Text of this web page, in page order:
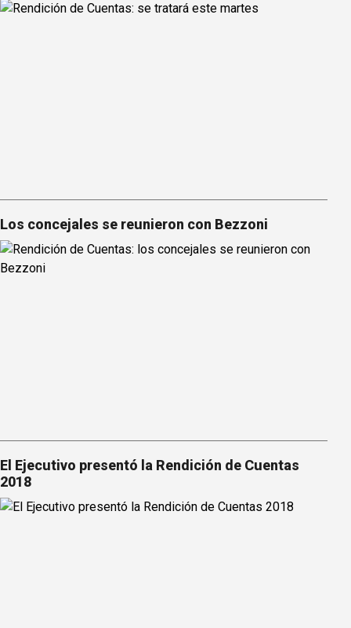
Los concejales se reunieron con Bezzoni
El Ejecutivo presentó la Rendición de Cuentas
2018